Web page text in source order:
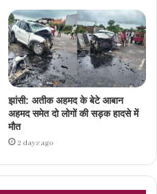
झांसी: अतीक अहमद के बेटे आबान
अहमद समेत दो लोगों की सड़क हादसे में
मौत
2 days ago